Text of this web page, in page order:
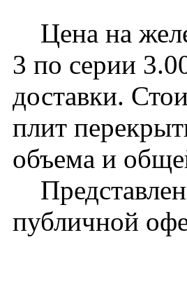
Цена на
3 по серии
доставки.
плит
объема и
публичной